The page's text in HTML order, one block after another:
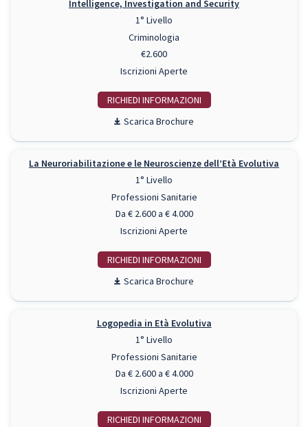
Intelligence, Investigation and Security
1° Livello
Criminologia
€2.600
Iscrizioni Aperte
RICHIEDI INFO
Scarica Brochure
La Neuroriabilitazione e le Neuroscienze dell’Età Evolutiva
1° Livello
Professioni Sanitarie
Da € 2.600 a € 4.000
Iscrizioni Aperte
RICHIEDI INFO
Scarica Brochure
Logopedia in Età Evolutiva
1° Livello
Professioni Sanitarie
Da € 2.600 a € 4.000
Iscrizioni Aperte
RICHIEDI INFO